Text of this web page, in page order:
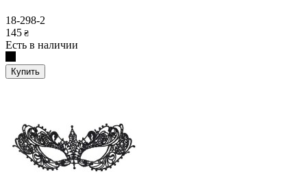
18-298-2
145 ₴
Есть в наличии
Купить